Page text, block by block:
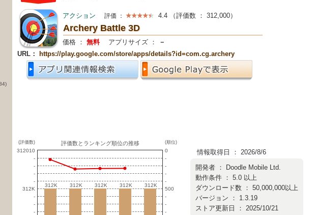
アクション 評価 ： 4.4 （評価数 ： 312,000）
Archery Battle 3D
価格 ： 無料 アプリサイズ ：
－
URL：
https://play.google.com/store/apps/details?id=com.cg.archery
(評価数)
312010
-
-
-
-
312K
-
-
-
評価数とランキング順位の推移
312K
312K 312K
312K 312K
312K 312K
312K 312K
312K
(順位)
0
-
-
-
-
500
-
-
-
情報取得日 ： 2026/8/6
開発者 ：
Doodle Mobile Ltd.
動作条件 ： 5.0 以上
ダウンロード数 ： 50,000,000以上
バージョン ： 1.3.19
ストア更新日 ： 2025/10/21